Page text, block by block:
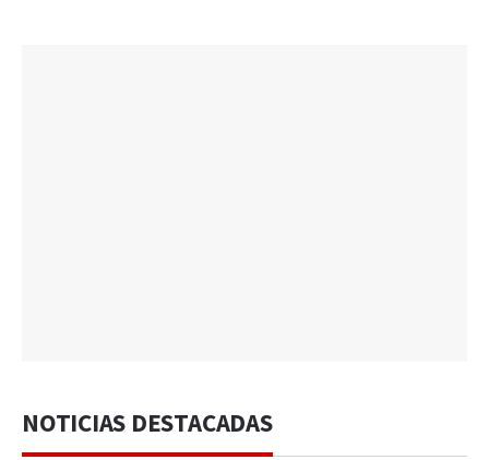
NOTICIAS DESTACADAS